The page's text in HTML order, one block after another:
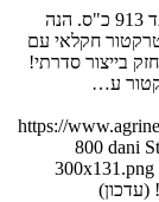
כמובטח, סדרה 9RX החדשה כוללת גרסת על עם עד 913 כ"ס. הנה
טרקטור חקלאי עם
של עד 913 כ"ס! – החזק בייצור סדרתי!
ע…
https://
800 dani
300x131.png
(עדכון)